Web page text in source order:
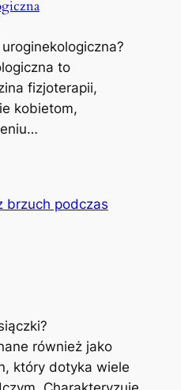
to
fizjoterapii,
kobietom,
również jako
który dotyka wiele